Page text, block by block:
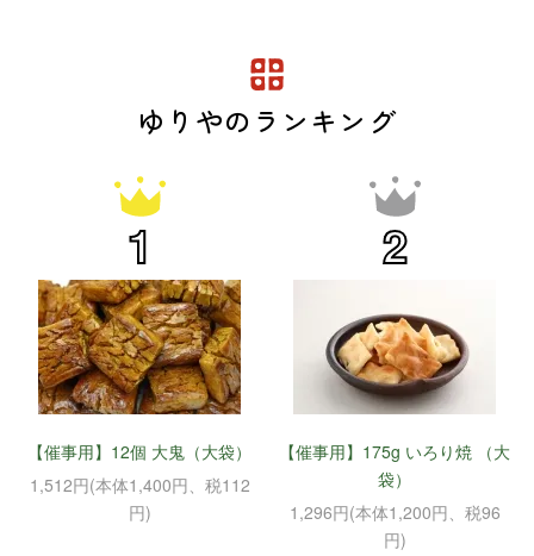
ゆりやのランキング
1
【催事用】12個 大鬼（大袋）
1,512円(本体1,400円、税112
円)
2
【催事用】175g いろり焼 （大
袋）
1,296円(本体1,200円、税96
円)